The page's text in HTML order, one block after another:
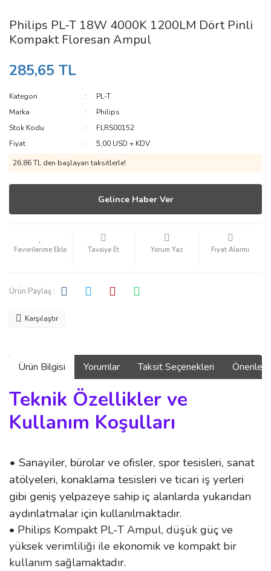
Philips PL-T 18W 4000K 1200LM Dört Pinli
Kompakt Floresan Ampul
285,65 TL
Kategori
PL-T
Marka
Philips
Stok Kodu
FLRS00152
Fiyat
5,00 USD + KDV
26,86 TL den başlayan taksitlerle!
Gelince Haber Ver
Tavsiye Et Yorum Yaz Fiyat Alarmı
Ürün Paylaş :
Karşılaştır
Ürün Bilgisi Yorumlar Taksit Seçenekleri
Teknik Özellikler ve
Kullanım Koşulları
• Sanayiler, bürolar ve ofisler, spor tesisleri, sanat
atölyeleri, konaklama tesisleri ve ticari iş yerleri
gibi geniş yelpazeye sahip iç alanlarda yukarıdan
aydınlatmalar için kullanılmaktadır.
• Philips Kompakt PL-T Ampul, düşük güç ve
yüksek verimliliği ile ekonomik ve kompakt bir
kullanım sağlamaktadır.